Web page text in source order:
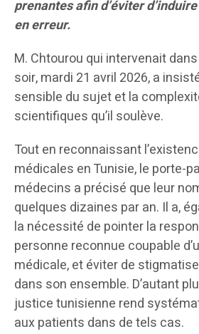
prenantes afin d’éviter
en erreur.
M. Chtourou qui intervenait
soir, mardi 21 avril 2026, a
sensible du sujet et la
scientifiques qu’il soulève.
Tout en reconnaissant
médicales en Tunisie, le porte-
médecins a précisé que leur
quelques dizaines par an. Il a,
la nécessité de pointer la
personne reconnue coupable
médicale, et éviter de
dans son ensemble. D’autant
justice tunisienne rend
aux patients dans de tels cas.